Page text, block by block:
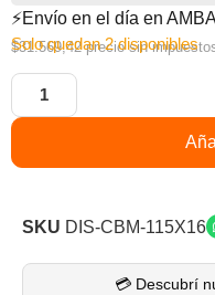
⚡Envío en el día en AMBA
$31.569,42precio sin
Solo quedan 2 disponibles
SKU DIS-CBM-115X16
💳 Descubrí